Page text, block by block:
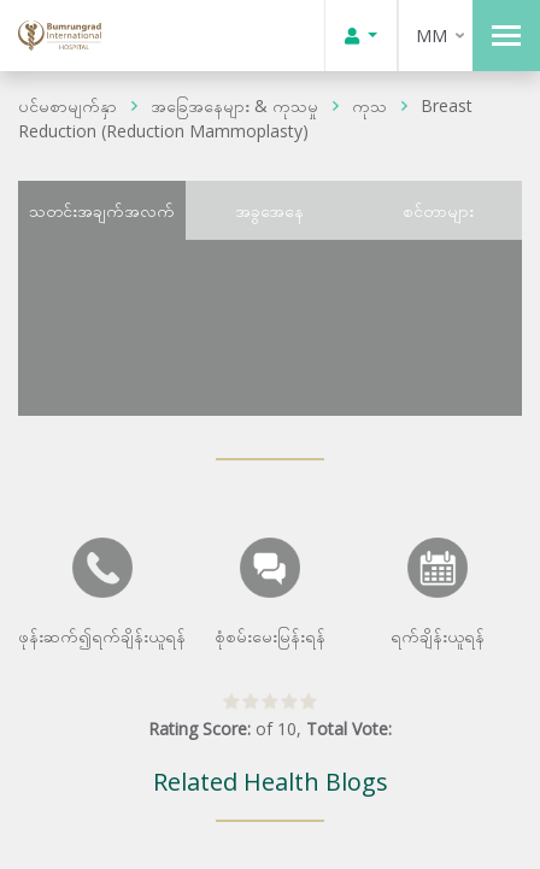
MM
ပင်မစာမျက်နှာ အခြေအနေများ & ကုသမှု ကုသ
Breast
Reduction (Reduction Mammoplasty)
သတင်းအချက်အလက် အခွအေနေ စင်တာများ
ဖုန်းဆက်၍ရက်ချိန်းယူရန် စုံစမ်းမေးမြန်းရန် ရက်ချိန်းယူရန်
Rating Score: of 10, Total Vote:
Related Health Blogs